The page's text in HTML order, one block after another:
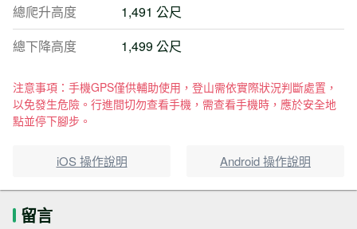
總爬升高度
1,491 公尺
總下降高度
1,499 公尺
注意事項：手機GPS僅供輔助使用，登山需依實際狀況判斷處置，
以免發生危險。行進間切勿查看手機，需查看手機時，應於安全地
點並停下腳步。
iOS 操作說明 Android 操作說明
留言